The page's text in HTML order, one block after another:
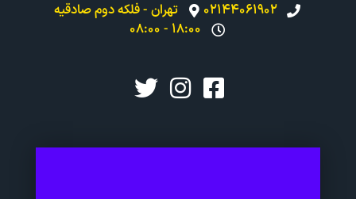
۰۲۱۴۴۰۶۱۹۰۲
تهران - فلکه دوم صادقیه
۱۸:۰۰ - ۰۸:۰۰